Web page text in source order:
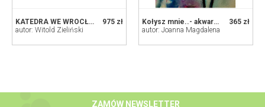
975 zł
KATEDRA WE WROCŁAWIU
autor: Witold Zieliński
365 zł
Kołysz mnie..- akwarela w oprawie
autor: Joanna Magdalena
ZAMÓW NEWSLETTER